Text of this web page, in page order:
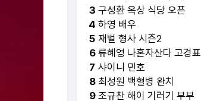
3 구성환 옥상 식당 오픈
4 하영 배우
5 재벌 형사 시즌2
6 류혜영 나혼자산다 고경표
7 샤이니 민호
8 최성원 백혈병 완치
9 조규찬 해이 기러기 부부